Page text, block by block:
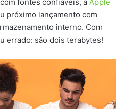
próximo lançamento com
interno. Com
errado: são dois terabytes!